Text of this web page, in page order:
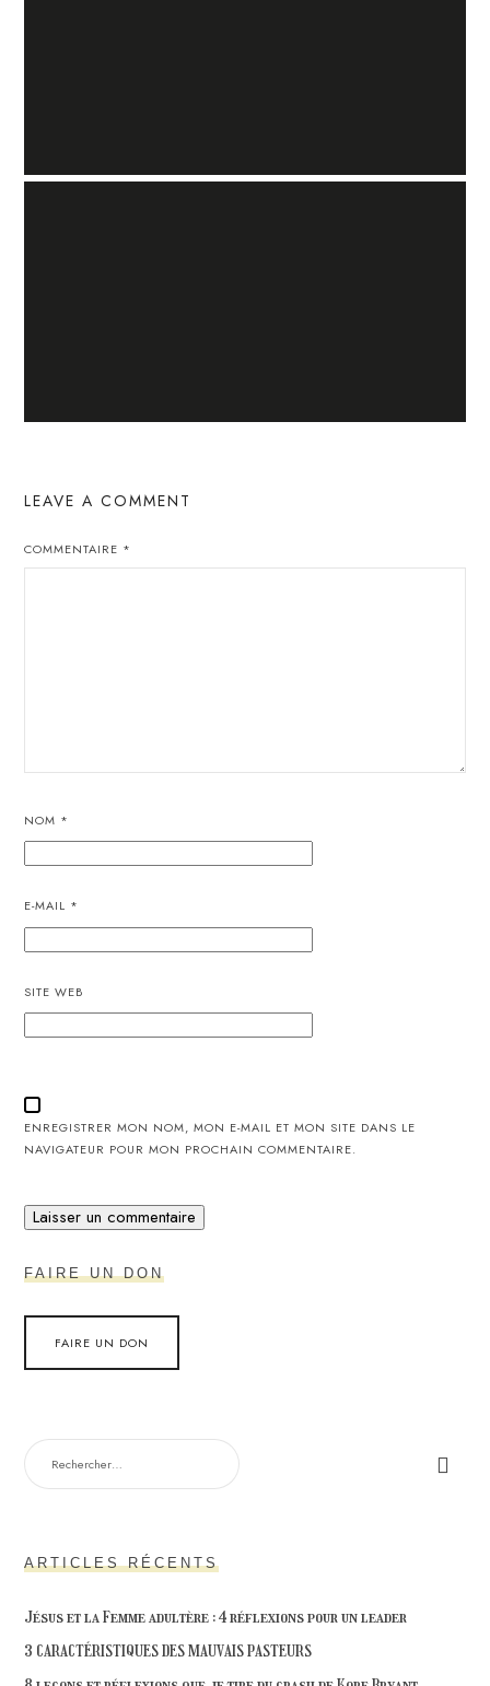
LEAVE A COMMENT
COMMENTAIRE *
NOM *
E-MAIL *
SITE WEB
ENREGISTRER MON NOM, MON E-MAIL ET MON SITE DANS LE
NAVIGATEUR POUR MON PROCHAIN COMMENTAIRE.
FAIRE UN DON
FAIRE UN DON
ARTICLES RÉCENTS
Jésus et la Femme adultère : 4 réflexions pour un leader
3 CARACTÉRISTIQUES DES MAUVAIS PASTEURS